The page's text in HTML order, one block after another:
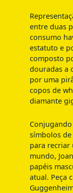
entre duas
consumo
estatuto e
composto
douradas a
por uma
copos de
diamante
símbolos
para recriar
mundo,
papéis
atual. Peça